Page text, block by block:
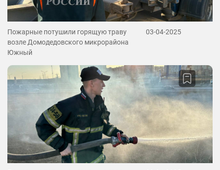
Пожарные потушили горящую траву
возле Домодедовского микрорайона
Южный
03-04-2025